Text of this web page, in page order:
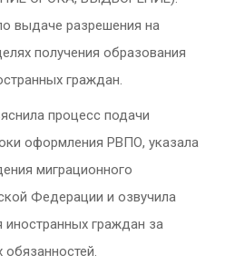
выдаче разрешения на
получения образования
граждан.
процесс подачи
оформления РВПО, указала
миграционного
Федерации и озвучила
иностранных граждан за